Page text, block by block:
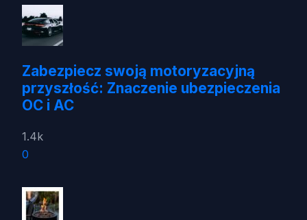
Zabezpiecz swoją motoryzacyjną
przyszłość: Znaczenie ubezpieczenia
OC i AC
1.4k
0